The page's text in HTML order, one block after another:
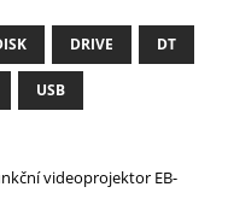
DRIVE DT
USB
videoprojektor EB-